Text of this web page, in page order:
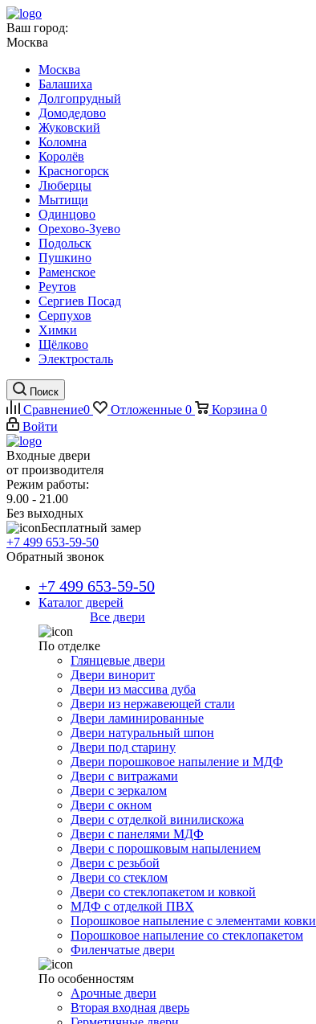
Ваш город:
Москва
Москва
Балашиха
Долгопрудный
Домодедово
Жуковский
Коломна
Королёв
Красногорск
Люберцы
Мытищи
Одинцово
Орехово-Зуево
Подольск
Пушкино
Раменское
Реутов
Сергиев Посад
Серпухов
Химки
Щёлково
Электросталь
Поиск
Сравнение0 Отложенные 0 Корзина 0
Войти
Входные двери
от производителя
Режим работы:
9.00 - 21.00
Без выходных
Бесплатный замер
+7 499 653-59-50
Обратный звонок
+7 499 653-59-50
Каталог дверей
Все двери
По отделке
Глянцевые двери
Двери винорит
Двери из массива дуба
Двери из нержавеющей стали
Двери ламинированные
Двери натуральный шпон
Двери под старину
Двери порошковое напыление и МДФ
Двери с витражами
Двери с зеркалом
Двери с окном
Двери с отделкой винилискожа
Двери с панелями МДФ
Двери с порошковым напылением
Двери с резьбой
Двери со стеклом
Двери со стеклопакетом и ковкой
МДФ с отделкой ПВХ
Порошковое напыление с элементами ковки
Порошковое напыление со стеклопакетом
Филенчатые двери
По особенностям
Арочные двери
Вторая входная дверь